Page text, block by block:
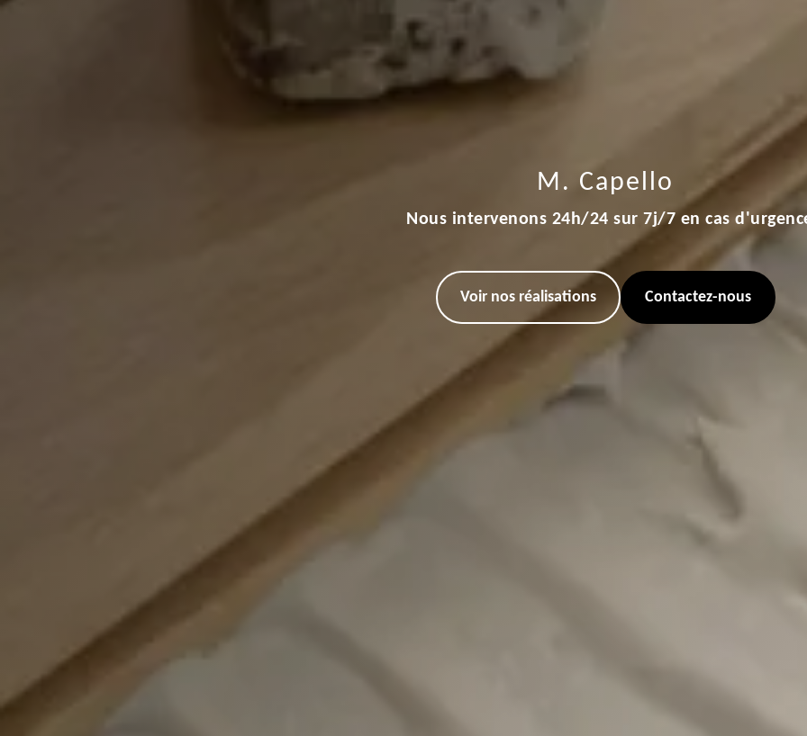
M. Capello
Nous intervenons 24h/24 sur 7j/7 en cas
Voir nos réalisations Contactez-nous